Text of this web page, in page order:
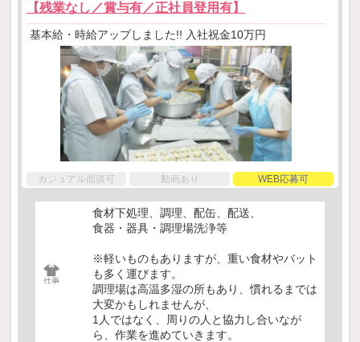
【残業なし／賞与有／正社員登用有】
基本給・時給アップしました!! 入社祝金10万円
カジュアル面談可 動画あり WEB応募可
食材下処理、調理、配缶、配送、
食器・器具・調理場洗浄等
※軽いものもありますが、重い食材やバット
も多く運びます。
調理場は高温多湿の所もあり、慣れるまでは
大変かもしれませんが、
1人ではなく、周りの人と協力し合いなが
ら、作業を進めていきます。